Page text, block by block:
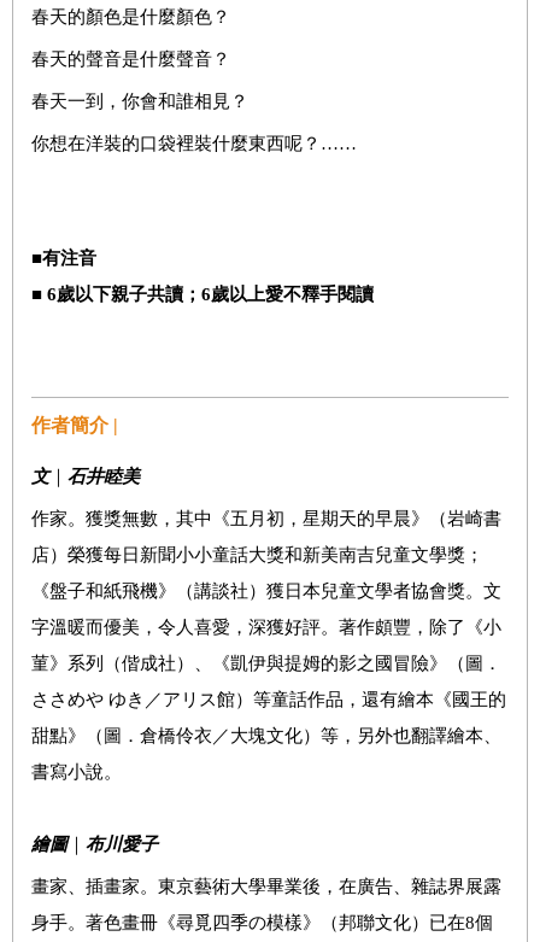
春天的顏色是什麼顏色？
春天的聲音是什麼聲音？
春天一到，你會和誰相見？
你想在洋裝的口袋裡裝什麼東西呢？……
■有注音
■ 6歲以下親子共讀； 6歲以上愛不釋手閱讀
作者簡介 |
文｜ 石井睦美
作家。獲獎無數，其中《五月初，星期天的早晨》（岩崎書
店）榮獲每日新聞小小童話大獎和新美南吉兒童文學獎；
《盤子和紙飛機》（講談社）獲日本兒童文學者協會獎。文
字溫暖而優美，令人喜愛，深獲好評。著作頗豐，除了《小
菫》系列（偕成社）、《凱伊與提姆的影之國冒險》（圖．
ささめや ゆき／アリス館）等童話作品，還有繪本《國王的
甜點》（圖．倉橋伶衣／大塊文化）等，另外也翻譯繪本、
書寫小說。
繪圖｜ 布川愛子
畫家、插畫家。東京藝術大學畢業後，在廣告、雜誌界展露
身手。著色畫冊《尋覓四季の模樣》（邦聯文化）已在8個